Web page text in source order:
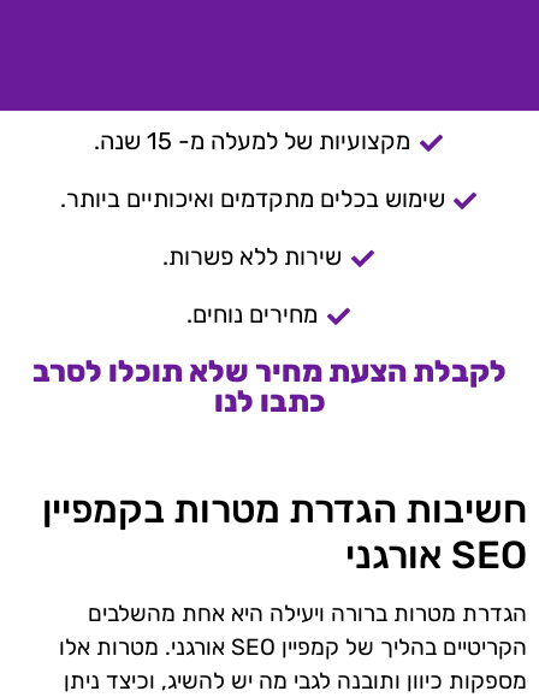
מקצועיות של למעלה מ- 15 שנה.
שימוש בכלים מתקדמים ואיכותיים ביותר.
שירות ללא פשרות.
מחירים נוחים.
לקבלת הצעת מחיר שלא תוכלו לסרב
כתבו לנו
חשיבות הגדרת מטרות בקמפיין
SEO אורגני
הגדרת מטרות ברורה ויעילה היא אחת מהשלבים
הקריטיים בהליך של קמפיין SEO אורגני. מטרות אלו
מספקות כיוון ותובנה לגבי מה יש להשיג, וכיצד ניתן